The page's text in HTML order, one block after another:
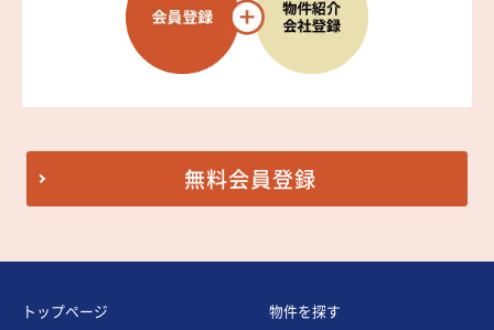
無料会員登録
トップページ
物件を探す